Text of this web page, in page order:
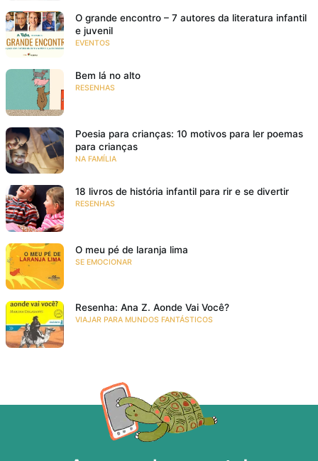
O grande encontro – 7 autores da literatura infantil
e juvenil
EVENTOS
Bem lá no alto
RESENHAS
Poesia para crianças: 10 motivos para ler poemas
para crianças
NA FAMÍLIA
18 livros de história infantil para rir e se divertir
RESENHAS
O meu pé de laranja lima
SE EMOCIONAR
Resenha: Ana Z. Aonde Vai Você?
VIAJAR PARA MUNDOS FANTÁSTICOS